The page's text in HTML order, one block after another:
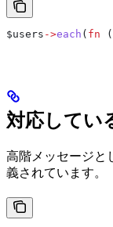
$users ->each ( fn (
対応してい
高階メッセージと
義されています。